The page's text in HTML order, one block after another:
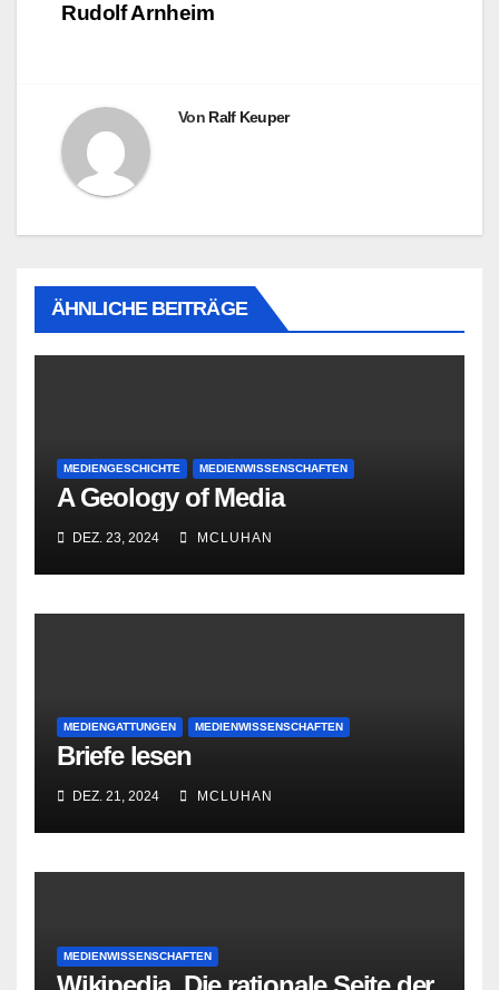
Rudolf Arnheim
Von Ralf Keuper
ÄHNLICHE BEITRÄGE
MEDIENGESCHICHTE MEDIENWISSENSCHAFTEN
A Geology of Media
DEZ. 23, 2024 MCLUHAN
MEDIENGATTUNGEN MEDIENWISSENSCHAFTEN
Briefe lesen
DEZ. 21, 2024 MCLUHAN
MEDIENWISSENSCHAFTEN